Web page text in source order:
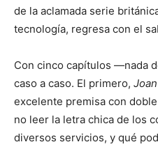
de la aclamada serie
tecnología, regresa con el
Con cinco capítulos —nada
caso a caso. El primero,
excelente premisa con
no leer la letra chica de los
diversos servicios, y qué